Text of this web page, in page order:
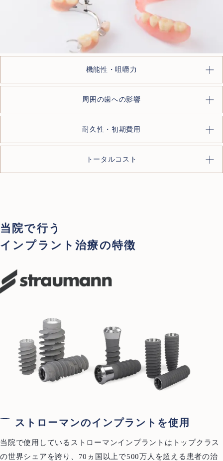
ご予約・お問い合わせ
T 0466-22-3890
251-0052 神奈川県藤沢市藤沢971 リベール藤沢1F
About us
Treatment Policy
お知らせNews
ブログ
治療例
むし歯治療 歯周病治療
予防歯科・メインテナンス 医療費控除について
機能性・咀嚼力
周囲の歯への影響
耐久性・初期費用
トータルコスト
当院で行う
インプラント治療の特徴
ストローマンのインプラントを使用
当院で使用しているストローマンインプラントはトップクラス
の世界シェアを誇り、70ヵ国以上で500万人を超える患者の治